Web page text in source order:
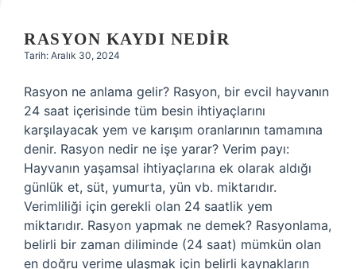
RASYON KAYDI NEDIR
Tarih: Aralık 30, 2024
Rasyon ne anlama gelir? Rasyon, bir evcil hayvanın
24 saat içerisinde tüm besin ihtiyaçlarını
karşılayacak yem ve karışım oranlarının tamamına
denir. Rasyon nedir ne işe yarar? Verim payı:
Hayvanın yaşamsal ihtiyaçlarına ek olarak aldığı
günlük et, süt, yumurta, yün vb. miktarıdır.
Verimliliği için gerekli olan 24 saatlik yem
miktarıdır. Rasyon yapmak ne demek? Rasyonlama,
belirli bir zaman diliminde (24 saat) mümkün olan
en doğru verime ulaşmak için belirli kaynakların